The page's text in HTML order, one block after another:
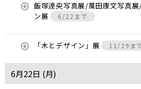
飯塚達央写真展/萬田康文写真
ン展
6/22まで
「木とデザイン」展 11/29ま
6月22日 (月)